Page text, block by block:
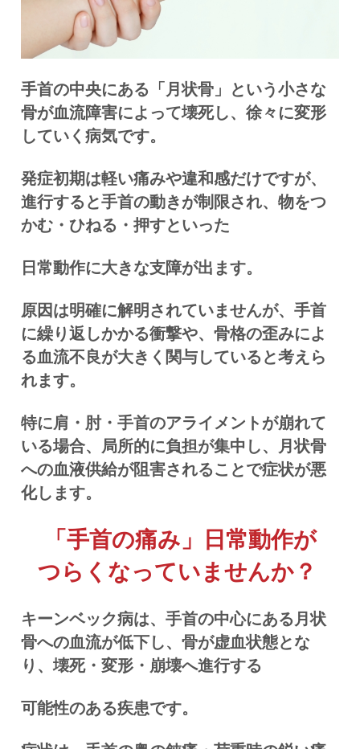
手首の中央にある「月状骨」という小さな
骨が血流障害によって壊死し、徐々に変形
していく病気です。
発症初期は軽い痛みや違和感だけですが、
進行すると手首の動きが制限され、物をつ
かむ・ひねる・押すといった
日常動作に大きな支障が出ます。
原因は明確に解明されていませんが、手首
に繰り返しかかる衝撃や、骨格の歪みによ
る血流不良が大きく関与していると考えら
れます。
特に肩・肘・手首のアライメントが崩れて
いる場合、局所的に負担が集中し、月状骨
への血液供給が阻害されることで症状が悪
化します。
「手首の痛み」日常動作が
つらくなっていませんか？
キーンベック病は、手首の中心にある月状
骨への血流が低下し、骨が虚血状態とな
り、壊死・変形・崩壊へ進行する
可能性のある疾患です。